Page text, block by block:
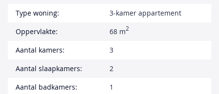
Type woning:
3-kamer appartement
Oppervlakte:
68 m2
Aantal kamers:
3
Aantal slaapkamers:
2
Aantal badkamers:
1